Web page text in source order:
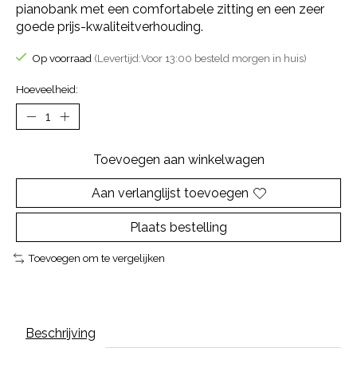
pianobank met een comfortabele zitting en een zeer
goede prijs-kwaliteitverhouding.
Op voorraad (Levertijd:Voor 13:00 besteld morgen in huis)
Hoeveelheid:
Toevoegen aan winkelwagen
Aan verlanglijst toevoegen
Plaats bestelling
Toevoegen om te vergelijken
Beschrijving